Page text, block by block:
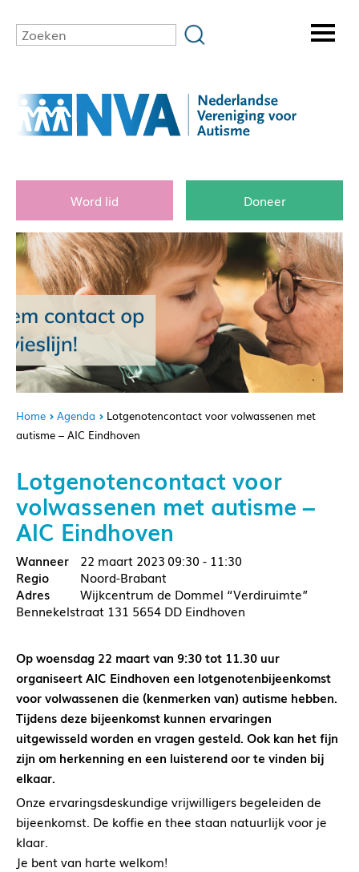
Word lid Doneer
Home Agenda
Lotgenotencontact voor volwassenen met
autisme – AIC Eindhoven
Lotgenotencontact voor
volwassenen met autisme –
AIC Eindhoven
22 maart 2023 09:30 - 11:30
Noord-Brabant
Wijkcentrum de Dommel “Verdiruimte”
Bennekelstraat 131 5654 DD Eindhoven
Op woensdag 22 maart van 9:30 tot 11.30 uur
organiseert AIC Eindhoven een lotgenotenbijeenkomst
voor volwassenen die (kenmerken van) autisme hebben.
Tijdens deze bijeenkomst kunnen ervaringen
uitgewisseld worden en vragen gesteld. Ook kan het fijn
zijn om herkenning en een luisterend oor te vinden bij
elkaar.
Onze ervaringsdeskundige vrijwilligers begeleiden de
bijeenkomst. De koffie en thee staan natuurlijk voor je
klaar.
Je bent van harte welkom!